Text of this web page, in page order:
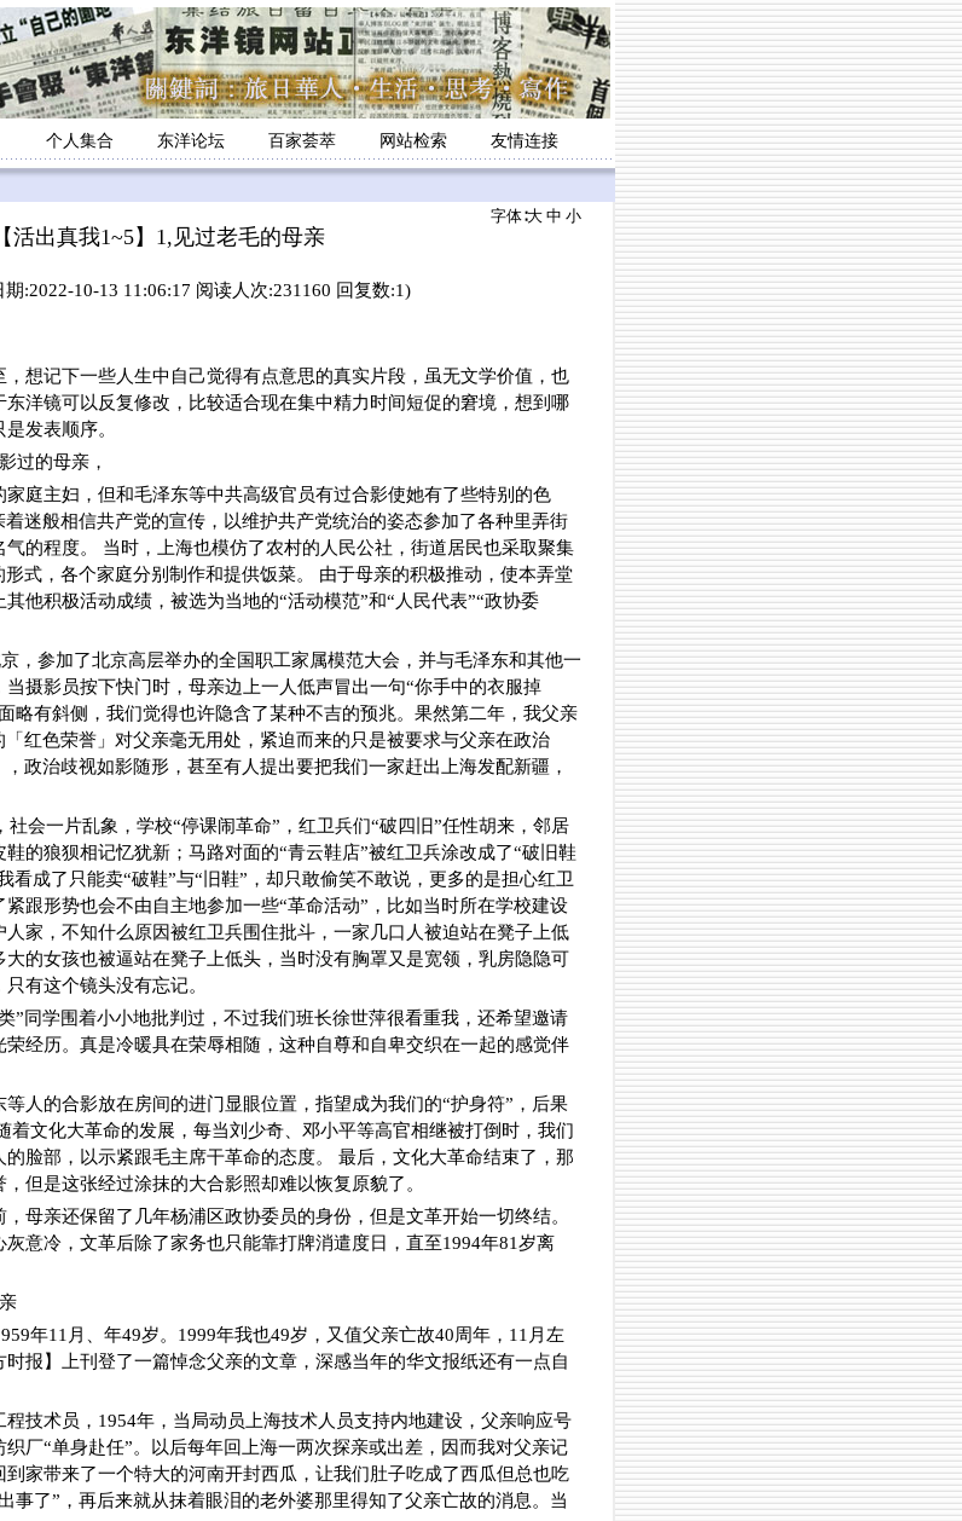
个人集合 东洋论坛 百家荟萃 网站检索 友情连接
字体∶大 中 小
【活出真我1~5】1,见过老毛的母亲
期:2022-10-13 11:06:17 阅读人次:231160 回复数:1)
想记下一些人生中自己觉得有点意思的真实片段，虽无文学价值，也
洋镜可以反复修改，比较适合现在集中精力时间短促的窘境，想到哪
发表顺序。
过的母亲，
庭主妇，但和毛泽东等中共高级官员有过合影使她有了些特别的色
迷般相信共产党的宣传，以维护共产党统治的姿态参加了各种里弄街
的程度。 当时，上海也模仿了农村的人民公社，街道居民也采取聚集
式，各个家庭分别制作和提供饭菜。 由于母亲的积极推动，使本弄堂
他积极活动成绩，被选为当地的“活动模范”和“人民代表”“政协委
，参加了北京高层举办的全国职工家属模范大会，并与毛泽东和其他一
摄影员按下快门时，母亲边上一人低声冒出一句“你手中的衣服掉
略有斜侧，我们觉得也许隐含了某种不吉的预兆。果然第二年，我父亲
红色荣誉」对父亲毫无用处，紧迫而来的只是被要求与父亲在政治
，政治歧视如影随形，甚至有人提出要把我们一家赶出上海发配新疆，
社会一片乱象，学校“停课闹革命”，红卫兵们“破四旧”任性胡来，邻居
的狼狈相记忆犹新；马路对面的“青云鞋店”被红卫兵涂改成了“破旧鞋
看成了只能卖“破鞋”与“旧鞋”，却只敢偷笑不敢说，更多的是担心红卫
跟形势也会不由自主地参加一些“革命活动”，比如当时所在学校建设
家，不知什么原因被红卫兵围住批斗，一家几口人被迫站在凳子上低
的女孩也被逼站在凳子上低头，当时没有胸罩又是宽领，乳房隐隐可
有这个镜头没有忘记。
”同学围着小小地批判过，不过我们班长徐世萍很看重我，还希望邀请
经历。真是冷暖具在荣辱相随，这种自尊和自卑交织在一起的感觉伴
人的合影放在房间的进门显眼位置，指望成为我们的“护身符”，后果
着文化大革命的发展，每当刘少奇、邓小平等高官相继被打倒时，我们
脸部，以示紧跟毛主席干革命的态度。 最后，文化大革命结束了，那
但是这张经过涂抹的大合影照却难以恢复原貌了。
母亲还保留了几年杨浦区政协委员的身份，但是文革开始一切终结。
意冷，文革后除了家务也只能靠打牌消遣度日，直至1994年81岁离
年11月、年49岁。1999年我也49岁，又值父亲亡故40周年，11月左
报】上刊登了一篇悼念父亲的文章，深感当年的华文报纸还有一点自
技术员，1954年，当局动员上海技术人员支持内地建设，父亲响应号
厂“单身赴任”。以后每年回上海一两次探亲或出差，因而我对父亲记
家带来了一个特大的河南开封西瓜，让我们肚子吃成了西瓜但总也吃
事了”，再后来就从抹着眼泪的老外婆那里得知了父亲亡故的消息。当